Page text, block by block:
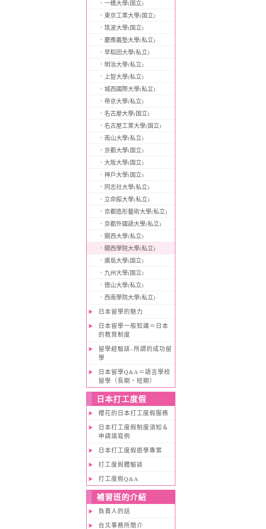
一橋大學(国立)
東京工業大學(国立)
筑波大學(国立)
慶應義塾大學(私立)
早稻田大學(私立)
明治大學(私立)
上智大學(私立)
城西國際大學(私立)
帝京大學(私立)
名古屋大學(国立)
名古屋工業大學(国立)
南山大學(私立)
京都大學(国立)
大阪大學(国立)
神戶大學(国立)
同志社大學(私立)
立命館大學(私立)
京都造形藝術大學(私立)
京都外國語大學(私立)
關西大學(私立)
關西學院大學(私立)
廣島大學(国立)
九州大學(国立)
徳山大學(私立)
西南學院大學(私立)
日本留學的魅力
日本留學一般知識＝日本
的教育制度
留學經驗談–所謂的成功留
學
日本留學Q&A＝語言學校
留學（長期・短期）
日本打工度假
櫻花的日本打工度假服務
日本打工度假制度須知＆
申請填寫例
日本打工度假遊學專案
打工度假體驗談
打工度假Q&A
補習班的介紹
負責人的話
台北事務所簡介